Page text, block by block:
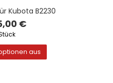
Kubota B2230
€
aus